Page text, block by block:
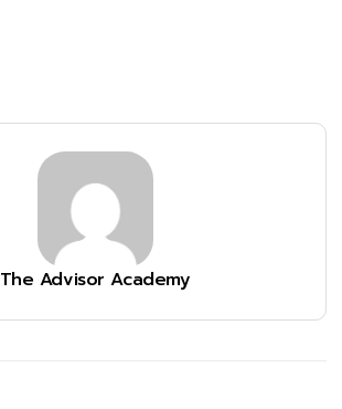
The Advisor Academy